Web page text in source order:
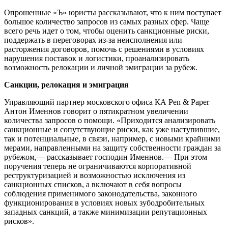
Опрошенные «Ъ» юристы рассказывают, что к ним поступает
большое количество запросов из самых разных сфер. Чаще
всего речь идет о том, чтобы оценить санкционные риски,
поддержать в переговорах из-за неисполнения или
расторжения договоров, помочь с решениями в условиях
нарушения поставок и логистики, проанализировать
возможность релокации и личной эмиграции за рубеж.
Санкции, релокация и эмиграция
Управляющий партнер московского офиса КА Pen & Paper
Антон Именнов говорит о пятикратном увеличении
количества запросов о помощи. «Приходится анализировать
санкционные и сопутствующие риски, как уже наступившие,
так и потенциальные, в связи, например, с новыми крайними
мерами, направленными на защиту собственности граждан за
рубежом,— рассказывает господин Именнов.— При этом
поручения теперь не ограничиваются корпоративной
реструктуризацией и возможностью исключения из
санкционных списков, а включают в себя вопросы
соблюдения применимого законодательства, законного
функционирования в условиях новых зубодробительных
западных санкций, а также минимизации репутационных
рисков».